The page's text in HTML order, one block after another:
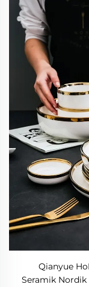
Qianyue
Seramik Nordik